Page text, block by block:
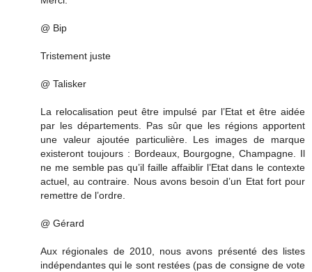
@ Bip
Tristement juste
@ Talisker
La relocalisation peut être impulsé par l’Etat et être aidée
par les départements. Pas sûr que les régions apportent
une valeur ajoutée particulière. Les images de marque
existeront toujours : Bordeaux, Bourgogne, Champagne. Il
ne me semble pas qu’il faille affaiblir l’Etat dans le contexte
actuel, au contraire. Nous avons besoin d’un Etat fort pour
remettre de l’ordre.
@ Gérard
Aux régionales de 2010, nous avons présenté des listes
indépendantes qui le sont restées (pas de consigne de vote